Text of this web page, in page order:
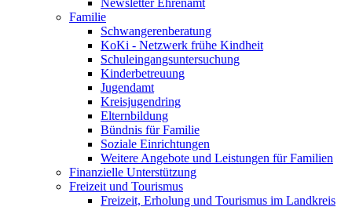
Newsletter Ehrenamt
Familie
Schwangerenberatung
KoKi - Netzwerk frühe Kindheit
Schuleingangsuntersuchung
Kinderbetreuung
Jugendamt
Kreisjugendring
Elternbildung
Bündnis für Familie
Soziale Einrichtungen
Weitere Angebote und Leistungen für Familien
Finanzielle Unterstützung
Freizeit und Tourismus
Freizeit, Erholung und Tourismus im Landkreis